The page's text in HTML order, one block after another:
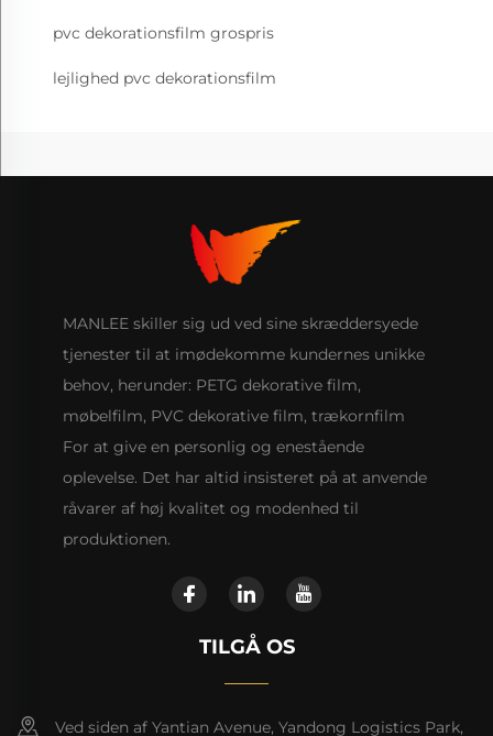
pvc dekorationsfilm grospris
lejlighed pvc dekorationsfilm
MANLEE skiller sig ud ved sine skræddersyede
tjenester til at imødekomme kundernes unikke
behov, herunder: PETG dekorative film,
møbelfilm, PVC dekorative film, trækornfilm
For at give en personlig og enestående
oplevelse. Det har altid insisteret på at anvende
råvarer af høj kvalitet og modenhed til
produktionen.
TILGÅ OS
Ved siden af Yantian Avenue, Yandong Logistics Park,